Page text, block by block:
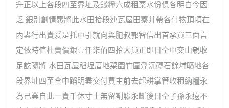
升正以上各段四至界址及錢糧六成租粟水份俱各明白今因
乏 銀別創情愿將此水田拾段連瓦屋田藔并帶各什物頂項在
內盡行出賣爰是托中引就向與胞叔郭智信出首承買三面言
定依時值杜賣價銀壹仟柒佰四拾大員正即日仝中交山親收
足訖隨將 水田瓦屋稻埕厝地菜園竹圍浮沉磚石餘埔曠地各
段界址四至仝中蹈明盡交付買主前去起耕掌管收租納糧永
為己業自此一賣千休寸土無留割籐永斷後日仝子孫永遠不